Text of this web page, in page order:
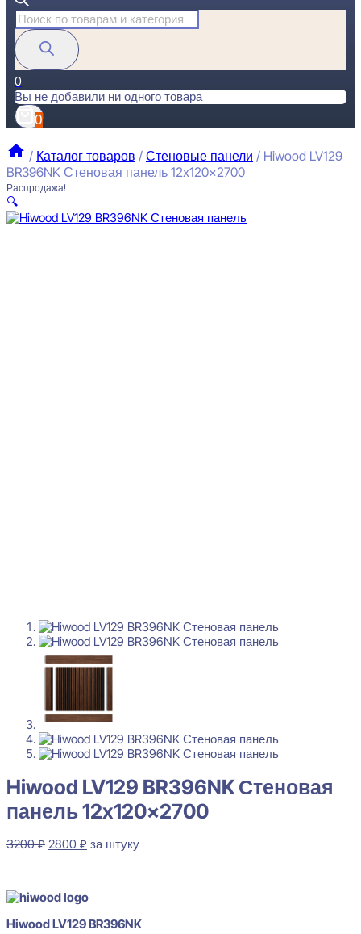
Поиск
товаров
0
Вы не добавили ни одного товара
0
/ Каталог товаров / Стеновые панели / Hiwood LV129
BR396NK Стеновая панель 12x120x2700
Распродажа!
🔍
Hiwood LV129 BR396NK Стеновая
панель 12x120x2700
3200₽ Первоначальная
2800 ₽ Текущая
за штуку
Hiwood LV129 BR396NK